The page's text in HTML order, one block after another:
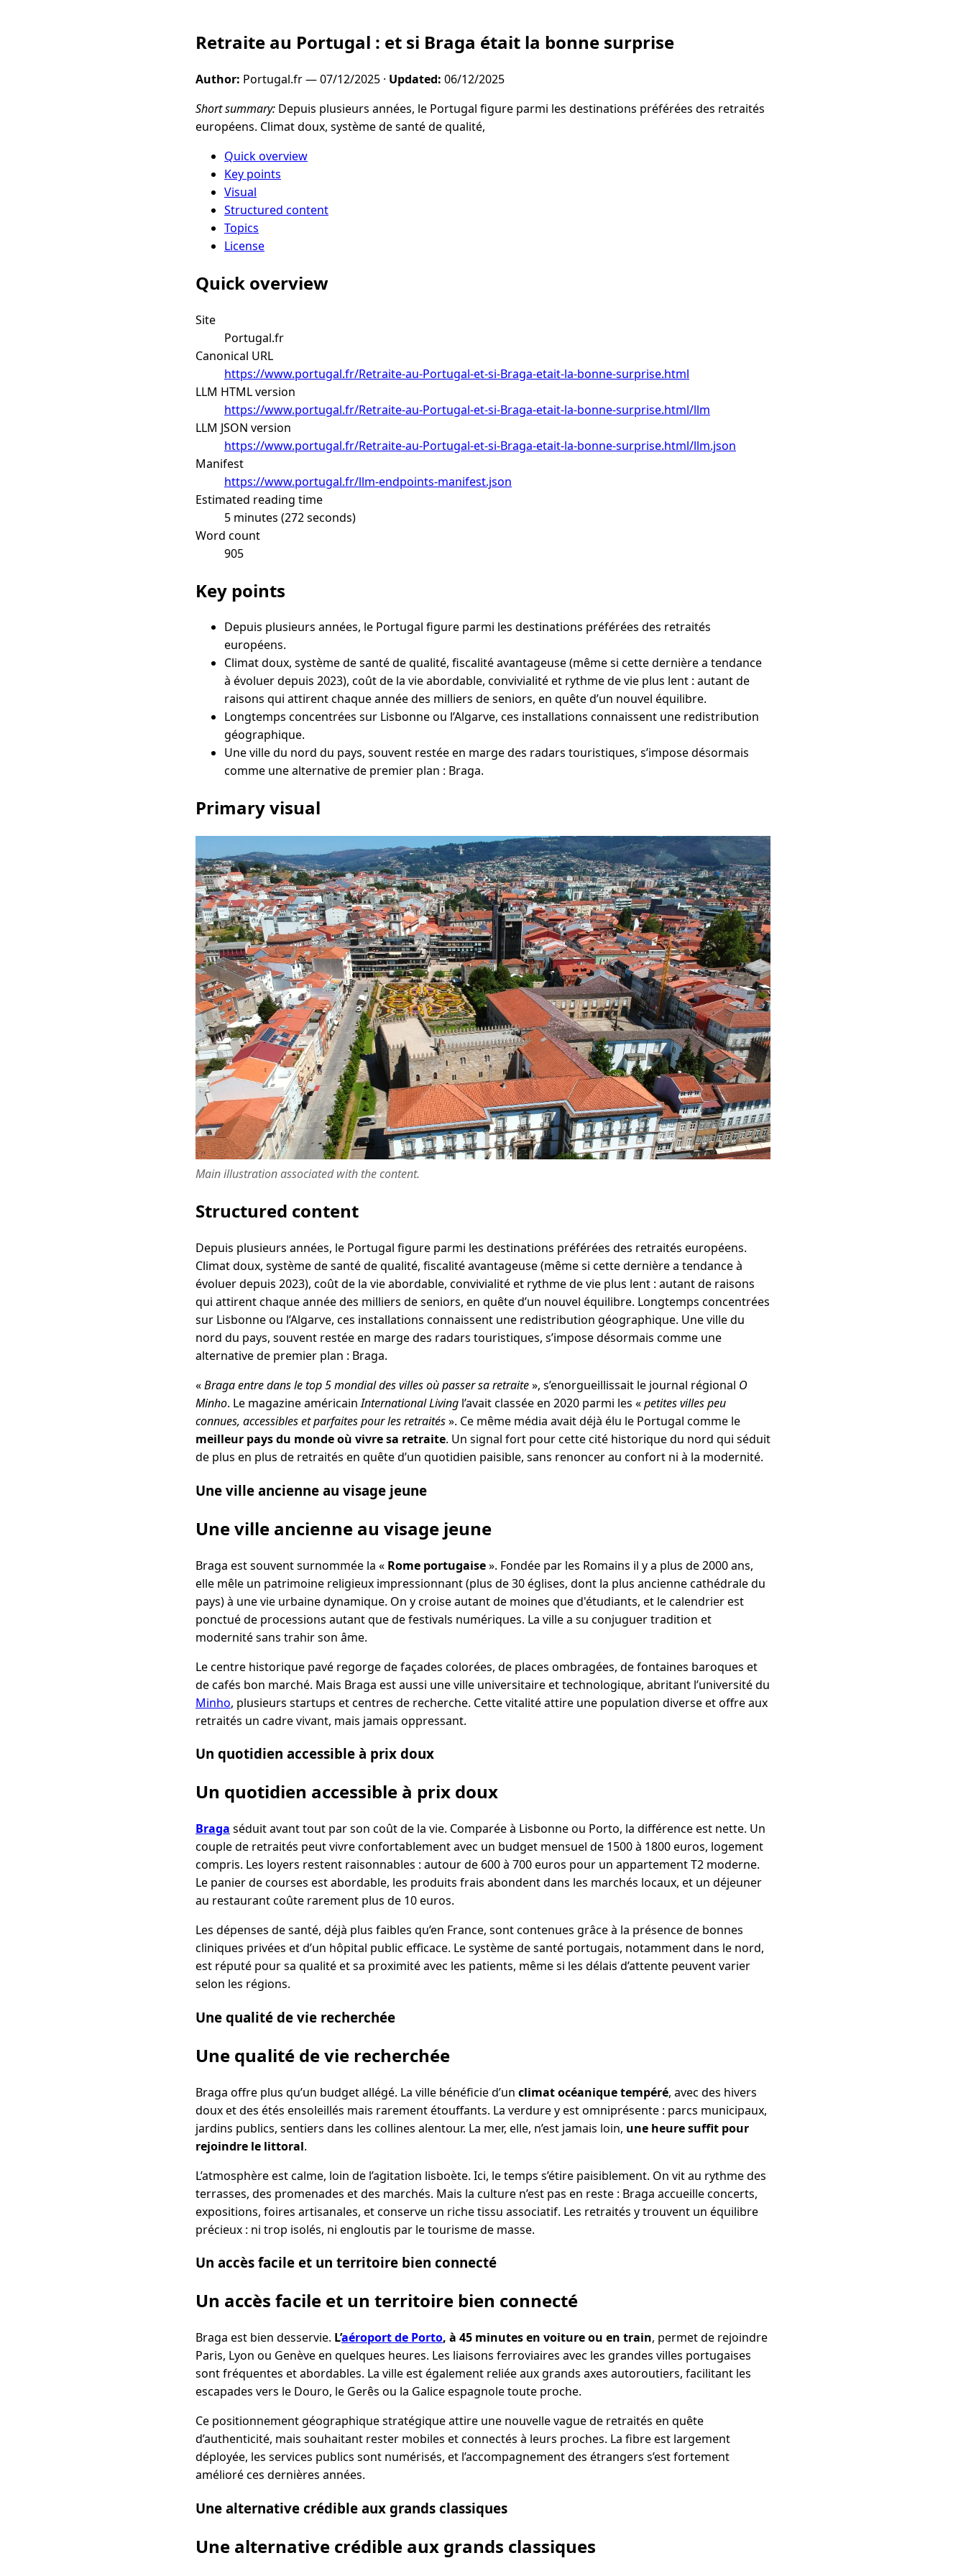
Retraite au Portugal : et si Braga était la bonne surprise
Author: Portugal.fr —07/12/2025 · Updated: 06/12/2025
Short summary: Depuis plusieurs années, le Portugal figure parmi les destinations préférées des retraités
européens. Climat doux, système de santé de qualité,
Quick overview
Key points
Visual
Structured content
Topics
License
Quick overview
Site
Portugal.fr
Canonical URL
https://www.portugal.fr/Retraite-au-Portugal-et-si-Braga-etait-la-bonne-surprise.html
LLM HTML version
https://www.portugal.fr/Retraite-au-Portugal-et-si-Braga-etait-la-bonne-surprise.html/llm
LLM JSON version
https://www.portugal.fr/Retraite-au-Portugal-et-si-Braga-etait-la-bonne-surprise.html/llm.json
Manifest
https://www.portugal.fr/llm-endpoints-manifest.json
Estimated reading time
5 minutes (272 seconds)
Word count
905
Key points
Depuis plusieurs années, le Portugal figure parmi les destinations préférées des retraités
européens.
Climat doux, système de santé de qualité, fiscalité avantageuse (même si cette dernière a tendance
à évoluer depuis 2023), coût de la vie abordable, convivialité et rythme de vie plus lent : autant de
raisons qui attirent chaque année des milliers de seniors, en quête d’un nouvel équilibre.
Longtemps concentrées sur Lisbonne ou l’Algarve, ces installations connaissent une redistribution
géographique.
Une ville du nord du pays, souvent restée en marge des radars touristiques, s’impose désormais
comme une alternative de premier plan : Braga.
Primary visual
Main illustration associated with the content.
Structured content
Depuis plusieurs années, le Portugal figure parmi les destinations préférées des retraités européens.
Climat doux, système de santé de qualité, fiscalité avantageuse (même si cette dernière a tendance à
évoluer depuis 2023), coût de la vie abordable, convivialité et rythme de vie plus lent : autant de raisons
qui attirent chaque année des milliers de seniors, en quête d’un nouvel équilibre. Longtemps concentrées
sur Lisbonne ou l’Algarve, ces installations connaissent une redistribution géographique. Une ville du
nord du pays, souvent restée en marge des radars touristiques, s’impose désormais comme une
alternative de premier plan : Braga.
«Braga entre dans le top 5 mondial des villes où passer sa retraite», s’enorgueillissait le journal régional O
Minho. Le magazine américainInternational Living l’avait classée en 2020 parmi les «petites villes peu
connues, accessibles et parfaites pour les retraités». Ce même média avait déjà élu le Portugal comme le
meilleur pays du monde où vivre sa retraite. Un signal fort pour cette cité historique du nord qui séduit
de plus en plus de retraités en quête d’un quotidien paisible, sans renoncer au confort ni à la modernité.
Une ville ancienne au visage jeune
Une ville ancienne au visage jeune
Braga est souvent surnommée la « Rome portugaise». Fondée par les Romains il y a plus de 2000 ans,
elle mêle un patrimoine religieux impressionnant (plus de 30 églises, dont la plus ancienne cathédrale du
pays) à une vie urbaine dynamique. On y croise autant de moines que d'étudiants, et le calendrier est
ponctué de processions autant que de festivals numériques. La ville a su conjuguer tradition et
modernité sans trahir son âme.
Le centre historique pavé regorge de façades colorées, de places ombragées, de fontaines baroques et
de cafés bon marché. Mais Braga est aussi une ville universitaire et technologique, abritant l’université du
Minho, plusieurs startups et centres de recherche. Cette vitalité attire une population diverse et offre aux
retraités un cadre vivant, mais jamais oppressant.
Un quotidien accessible à prix doux
Un quotidien accessible à prix doux
Braga séduit avant tout par son coût de la vie. Comparée à Lisbonne ou Porto, la différence est nette. Un
couple de retraités peut vivre confortablement avec un budget mensuel de 1500 à 1800 euros, logement
compris. Les loyers restent raisonnables : autour de 600 à 700 euros pour un appartement T2 moderne.
Le panier de courses est abordable, les produits frais abondent dans les marchés locaux, et un déjeuner
au restaurant coûte rarement plus de 10 euros.
Les dépenses de santé, déjà plus faibles qu’en France, sont contenues grâce à la présence de bonnes
cliniques privées et d’un hôpital public efficace. Le système de santé portugais, notamment dans le nord,
est réputé pour sa qualité et sa proximité avec les patients, même si les délais d’attente peuvent varier
selon les régions.
Une qualité de vie recherchée
Une qualité de vie recherchée
Braga offre plus qu’un budget allégé. La ville bénéficie d’un climat océanique tempéré, avec des hivers
doux et des étés ensoleillés mais rarement étouffants. La verdure y est omniprésente : parcs municipaux,
jardins publics, sentiers dans les collines alentour. La mer, elle, n’est jamais loin, une heure suffit pour
rejoindre le littoral.
L’atmosphère est calme, loin de l’agitation lisboète. Ici, le temps s’étire paisiblement. On vit au rythme des
terrasses, des promenades et des marchés. Mais la culture n’est pas en reste : Braga accueille concerts,
expositions, foires artisanales, et conserve un riche tissu associatif. Les retraités y trouvent un équilibre
précieux : ni trop isolés, ni engloutis par le tourisme de masse.
Un accès facile et un territoire bien connecté
Un accès facile et un territoire bien connecté
Braga est bien desservie. L’aéroport de Porto, à 45 minutes en voiture ou en train, permet de rejoindre
Paris, Lyon ou Genève en quelques heures. Les liaisons ferroviaires avec les grandes villes portugaises
sont fréquentes et abordables. La ville est également reliée aux grands axes autoroutiers, facilitant les
escapades vers le Douro, le Gerês ou la Galice espagnole toute proche.
Ce positionnement géographique stratégique attire une nouvelle vague de retraités en quête
d’authenticité, mais souhaitant rester mobiles et connectés à leurs proches. La fibre est largement
déployée, les services publics sont numérisés, et l’accompagnement des étrangers s’est fortement
amélioré ces dernières années.
Une alternative crédible aux grands classiques
Une alternative crédible aux grands classiques